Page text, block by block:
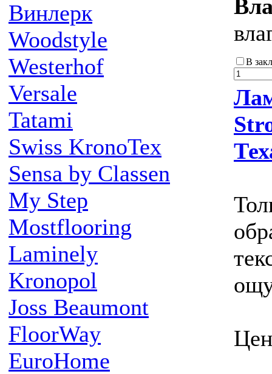
Винлерк
Woodstyle
Westerhof
Versale
Tatami
Swiss KronoTex
Sensa by Classen
My Step
Mostflooring
Laminely
Kronopol
Joss Beaumont
FloorWay
EuroHome
В